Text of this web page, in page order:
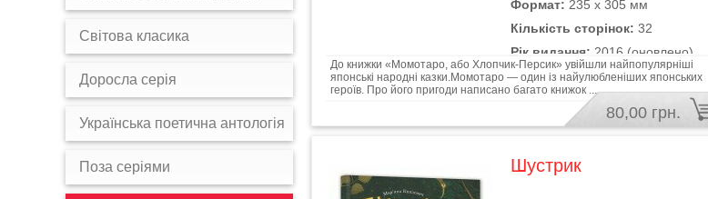
Формат: 235 х 305 мм
Кількість сторінок: 32
Рік видання: 2016 (оновлено)
До книжки «Момотаро, або Хлопчик-Персик» увійшли найпопулярніші
японські народні казки.Момотаро — один із найулюбленіших японських
героїв. Про його пригоди написано багато книжок ...
80,00 грн.
Шустрик
Світова класика
Доросла серія
Українська поетична антологія
Поза серіями